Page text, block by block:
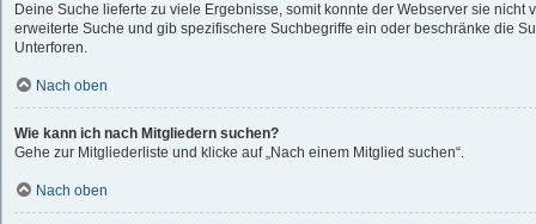
Deine Suche lieferte zu viele Ergebnisse, somit konnte der Webserver sie nicht
erweiterte Suche und gib spezifischere Suchbegriffe ein oder beschränke die
Unterforen.
Nach oben
Wie kann ich nach Mitgliedern suchen?
Gehe zur Mitgliederliste und klicke auf „Nach einem Mitglied suchen“.
Nach oben